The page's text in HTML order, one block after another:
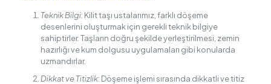
Teknik Bilgi: Kilit taşı ustalarımız, farklı döşeme
desenlerini oluşturmak için gerekli teknik bilgiye
sahiptirler. Taşların doğru şekilde yerleştirilmesi, zemin
hazırlığı ve kum dolgusu uygulamaları gibi konularda
uzmandırlar.
Dikkat ve Titizlik: Döşeme işlemi sırasında dikkatli ve titiz